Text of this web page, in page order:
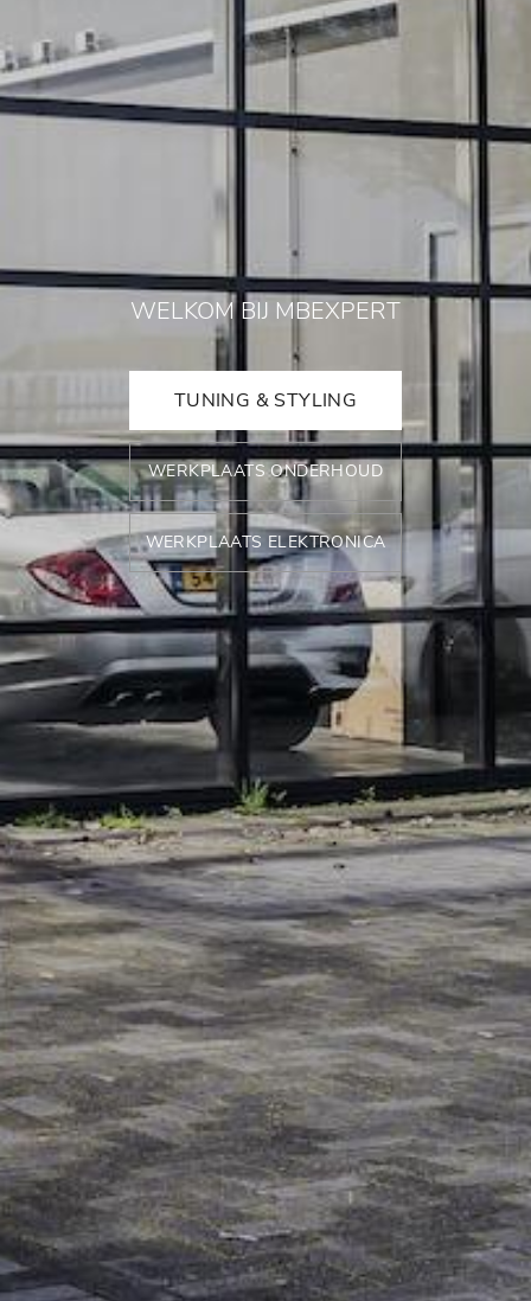
WELKOM BIJ MBEXPERT
TUNING & STYLING
WERKPLAATS ONDERHOUD
WERKPLAATS ELEKTRONICA